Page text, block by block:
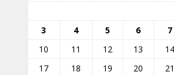
3
4 5 6 7
10
11 12 13 14
17
18 19 20 21